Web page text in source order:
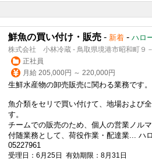
鮮魚の買い付け・販売 - 新着 - ハロ
株式会社 小林冷蔵 - 鳥取県境港市昭和町９
正社員
月給 205,000円 ～ 220,000円
生鮮水産物の卸売販売に関わる業務です。
魚介類をセリで買い付けて、地場および
す。
チームでの販売のため、個人の営業ノルマ
付随業務として、荷役作業・配達業... ハ
05227961
受理日：6月25日 有効期限：8月31日